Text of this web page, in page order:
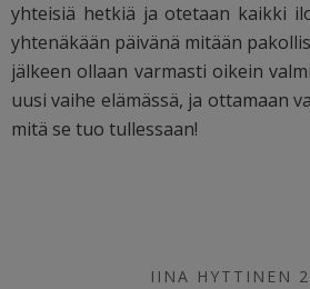
yhteisiä hetkiä ja otetaan kaikki
yhtenäkään päivänä mitään
jälkeen ollaan varmasti oikein
uusi vaihe elämässä, ja ottamaan
mitä se tuo tullessaan!
IINA HYTTINEN